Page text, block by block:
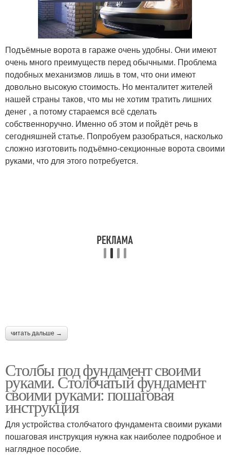
Подъёмные ворота в гараже очень удобны. Они имеют
очень много преимуществ перед обычными. Проблема
подобных механизмов лишь в том, что они имеют
довольно высокую стоимость. Но менталитет жителей
нашей страны таков, что мы не хотим тратить лишних
денег , а потому стараемся всё сделать
собственноручно. Именно об этом и пойдёт речь в
сегодняшней статье. Попробуем разобраться, насколько
сложно изготовить подъёмно-секционные ворота своими
руками, что для этого потребуется.
читать дальше →
Столбы под фундамент своими
руками. Столбчатый фундамент
своими руками: пошаговая
инструкция
Для устройства столбчатого фундамента своими руками
пошаговая инструкция нужна как наиболее подробное и
наглядное пособие.